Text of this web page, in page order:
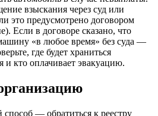
взыскания через суд или
это предусмотрено договором
Если в договоре сказано, что
«в любое время» без суда —
где будет храниться
и кто оплачивает эвакуацию.
— обратиться к реестру